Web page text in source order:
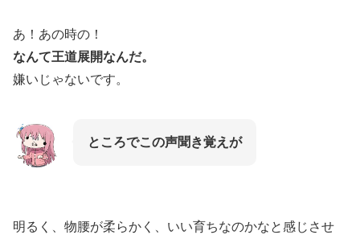
あ！あの時の！
なんて王道展開なんだ。
嫌いじゃないです。
ところでこの声聞き覚えが
明るく、物腰が柔らかく、いい育ちなのかなと感じさせ